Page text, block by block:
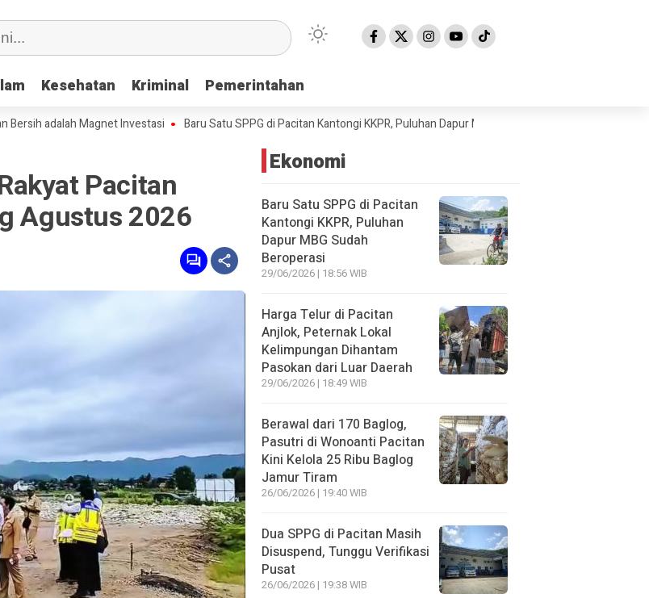
Kesehatan Kriminal Pemerintahan
Kesehatan Kriminal Pemerintahan
Magnet Investasi Baru Satu SPPG di Pacitan Kantongi KKPR, Puluhan Dapur MBG Sudah Beroperasi
Pacitan
Agustus 2026
Ekonomi
Baru Satu SPPG di Pacitan
Kantongi KKPR, Puluhan
Dapur MBG Sudah
Beroperasi
29/06/2026 | 18:56 WIB
Harga Telur di Pacitan
Anjlok, Peternak Lokal
Kelimpungan Dihantam
Pasokan dari Luar Daerah
29/06/2026 | 18:49 WIB
Berawal dari 170 Baglog,
Pasutri di Wonoanti Pacitan
Kini Kelola 25 Ribu Baglog
Jamur Tiram
26/06/2026 | 19:40 WIB
Dua SPPG di Pacitan Masih
Disuspend, Tunggu Verifikasi
Pusat
26/06/2026 | 19:38 WIB